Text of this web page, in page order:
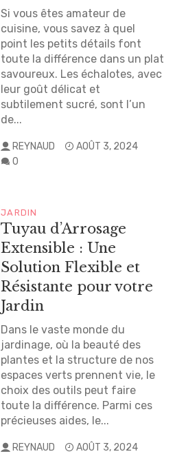
Si vous êtes amateur de
cuisine, vous savez à quel
point les petits détails font
toute la différence dans un plat
savoureux. Les échalotes, avec
leur goût délicat et
subtilement sucré, sont l’un
de...
REYNAUD
AOÛT 3, 2024
0
JARDIN
Tuyau d’Arrosage
Extensible : Une
Solution Flexible et
Résistante pour votre
Jardin
Dans le vaste monde du
jardinage, où la beauté des
plantes et la structure de nos
espaces verts prennent vie, le
choix des outils peut faire
toute la différence. Parmi ces
précieuses aides, le...
REYNAUD
AOÛT 3, 2024